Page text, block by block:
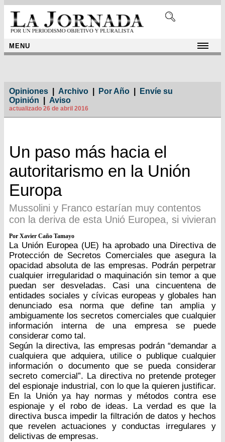
MENU
Opiniones Archivo Por Año
Envíe su
Opinión
Aviso
actualizado 26 de abril 2016
Un paso más hacia el
autoritarismo en la Unión
Europa
Mussolini y Franco estarían muy contentos
con la deriva de esta Unió Europea, si vivieran
Por Xavier Caño Tamayo
La Unión Europea (UE) ha aprobado una Directiva de
Protección de Secretos Comerciales que asegura la
opacidad absoluta de las empresas. Podrán perpetrar
cualquier irregularidad o maquinación sin temor a que
puedan ser desveladas. Casi una cincuentena de
entidades sociales y cívicas europeas y globales han
denunciado esa norma que define tan amplia y
ambiguamente los secretos comerciales que cualquier
información interna de una empresa se puede
considerar como tal.
Según la directiva, las empresas podrán “demandar a
cualquiera que adquiera, utilice o publique cualquier
información o documento que se pueda considerar
secreto comercial”. La directiva no pretende proteger
del espionaje industrial, con lo que la quieren justificar.
En la Unión ya hay normas y métodos contra ese
espionaje y el robo de ideas. La verdad es que la
directiva busca impedir la filtración de datos y hechos
que revelen actuaciones y conductas irregulares y
delictivas de empresas.